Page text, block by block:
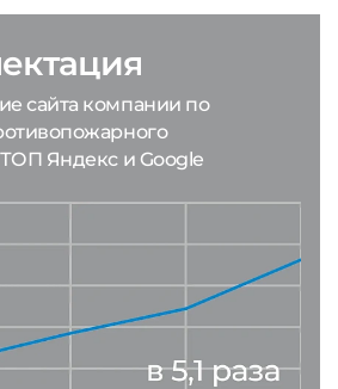
сайта компании по
Яндекс и Google